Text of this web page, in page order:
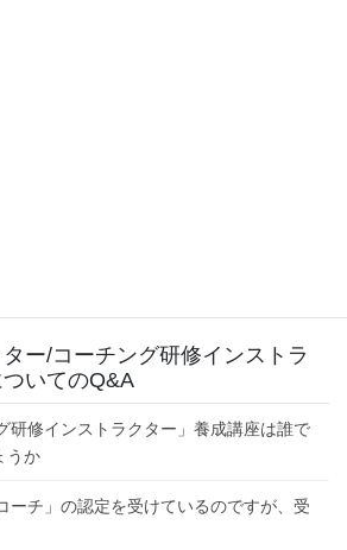
ー/コーチング研修インストラ
いてのQ&A
研修インストラクター」養成講座は誰で
うか
ーチ」の認定を受けているのですが、受